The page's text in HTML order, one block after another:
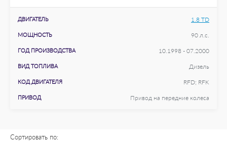
ДВИГАТЕЛЬ 1.8 TD
МОЩНОСТЬ 90 л.с.
ГОД ПРОИЗВОДСТВА 10.1998 - 07.2000
ВИД ТОПЛИВА Дизель
КОД ДВИГАТЕЛЯ RFD; RFK
ПРИВОД Привод на передние колеса
Сортировать по: